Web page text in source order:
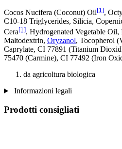
Cocos Nucifera (Coconut) Oil[1],
C10-18 Triglycerides, Silicia,
Cera[1], Hydrogenated Vegetable
Maltodextrin, Oryzanol, Tocopherol
Caprylate, CI 77891 (Titanium
75470 (Carmine), CI 77492 (Iron
da agricoltura biologica
Informazioni legali
Prodotti consigliati